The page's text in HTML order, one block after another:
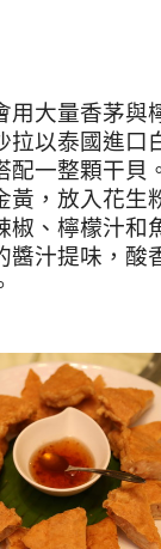
用大量香茅與
拉以泰國進口
配一整顆干貝
黃，放入花生
椒、檸檬汁和
醬汁提味，酸